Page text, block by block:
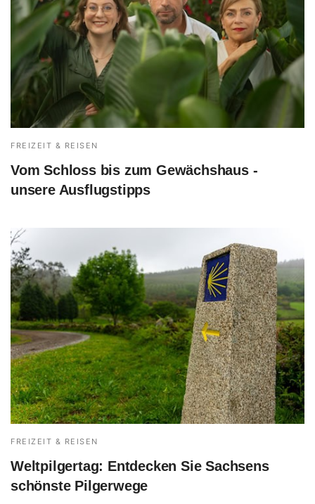
FREIZEIT & REISEN
Vom Schloss bis zum Gewächshaus -
unsere Ausflugstipps
FREIZEIT & REISEN
Weltpilgertag: Entdecken Sie Sachsens
schönste Pilgerwege